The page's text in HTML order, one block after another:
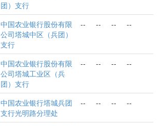
团）支行
中国农业银行股份有限
公司塔城中区（兵团）
支行
-- -- -- --
中国农业银行股份有限
公司塔城工业区（兵
团）支行
-- -- -- --
中国农业银行塔城兵团
支行光明路分理处
-- -- -- --